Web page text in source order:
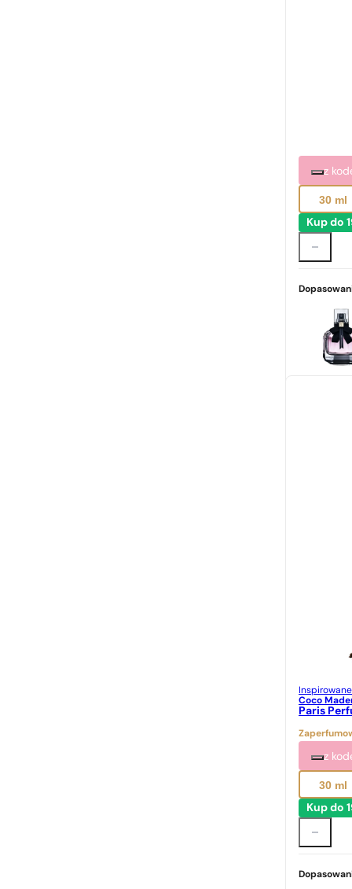
z
30 ml
Kup do
Inspirowane
Coco
Paris
z
30 ml
Kup do